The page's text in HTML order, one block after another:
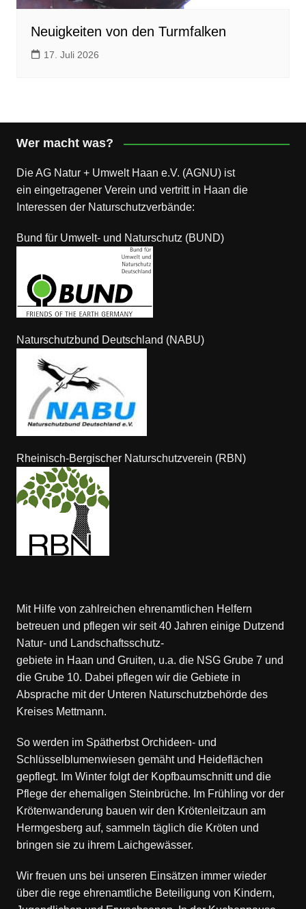
Neuigkeiten von den Turmfalken
17. Juli 2026
Wer macht was?
Die AG Natur + Umwelt Haan e.V. (AGNU) ist
ein eingetragener Verein und vertritt in Haan die
Interessen der Naturschutzverbände:
Bund für Umwelt- und Naturschutz (BUND)
Naturschutzbund Deutschland (NABU)
Rheinisch-Bergischer Naturschutzverein (RBN)
Mit Hilfe von zahlreichen ehrenamtlichen Helfern
betreuen und pflegen wir seit 40 Jahren einige Dutzend
Natur- und Landschaftsschutz-
gebiete in Haan und Gruiten, u.a. die NSG Grube 7 und
die Grube 10. Dabei pflegen wir die Gebiete in
Absprache mit der Unteren Naturschutzbehörde des
Kreises Mettmann.
So werden im Spätherbst Orchideen- und
Schlüsselblumenwiesen gemäht und Heideflächen
gepflegt. Im Winter folgt der Kopfbaumschnitt und die
Pflege der ehemaligen Steinbrüche. Im Frühling vor der
Krötenwanderung bauen wir den Krötenleitzaun am
Hermgesberg auf, sammeln täglich die Kröten und
bringen sie zu ihrem Laichgewässer.
Wir freuen uns bei unseren Einsätzen immer wieder
über die rege ehrenamtliche Beteiligung von Kindern,